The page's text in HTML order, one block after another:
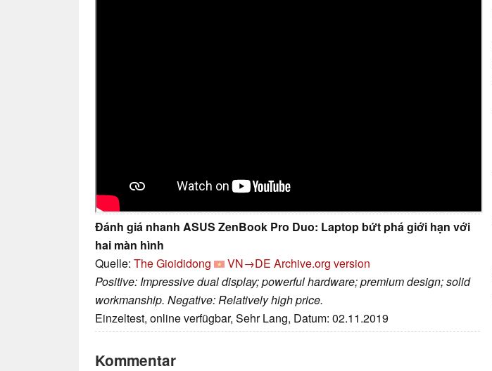
Đánh giá nhanh ASUS ZenBook Pro Duo: Laptop bứt phá giới hạn với
hai màn hình
Quelle: The Gioididong VN→DE Archive.org version
Positive: Impressive dual display; powerful hardware; premium design; solid
workmanship. Negative: Relatively high price.
Einzeltest, online verfügbar, Sehr Lang, Datum: 02.11.2019
Kommentar